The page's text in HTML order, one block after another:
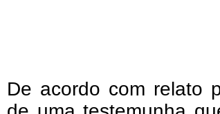
De acordo com relato